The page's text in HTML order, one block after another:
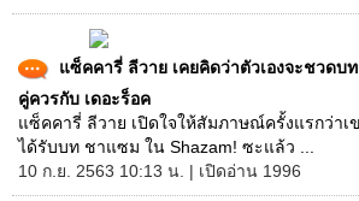
แซ็คคารี่ ลีวาย เคยคิดว่าตัวเองจะชวดบ
คู่ควรกับ เดอะร็อค
แซ็คคารี่ ลีวาย เปิดใจให้สัมภาษณ์ครั้งแรกว่าเ
ได้รับบท ชาแซม ใน Shazam! ซะแล้ว ...
10 ก.ย. 2563 10:13 น. | เปิดอ่าน 1996